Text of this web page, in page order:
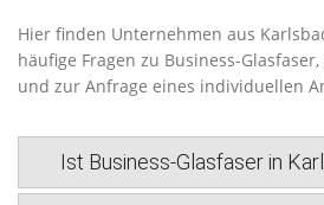
Hier finden Unternehmen aus
häufige Fragen zu Business-
und zur Anfrage eines individuellen
Ist Business-Glasfaser in